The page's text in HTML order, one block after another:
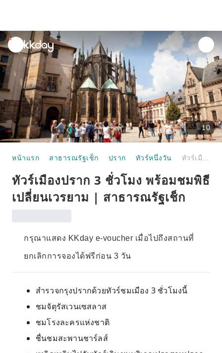
unread
notifications
10
หน้าแรก สาธารณรัฐเช็ก ปราก ทัวร์หนึ่งวัน
ทัวร์เมืองปราก 3 ชั่วโมง พร้อมชมพิธี
เปลี่ยนเวรยาม | สาธารณรัฐเช็ก
กรุณาแสดง KKday e-voucher เมื่อไปถึงสถานที่
ยกเลิกการจองได้ฟรีก่อน 3 วัน
สำรวจกรุงปรากด้วยทัวร์ชมเมือง 3 ชั่วโมงนี้
ชมจัตุรัสเวนเซสลาส
ชมโรงละครแห่งชาติ
ชื่นชมสะพานชาร์ลส์